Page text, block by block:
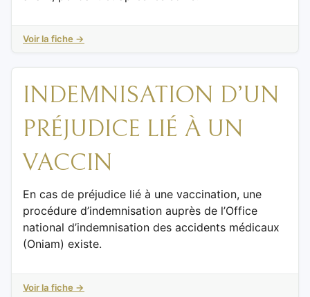
Voir la fiche →
INDEMNISATION D’UN
PRÉJUDICE LIÉ À UN
VACCIN
En cas de préjudice lié à une vaccination, une
procédure d’indemnisation auprès de l’Office
national d’indemnisation des accidents médicaux
(Oniam) existe.
Voir la fiche →